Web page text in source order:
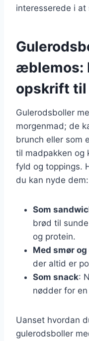
interesserede i at
æblemos:
opskrift til
Gulerodsboller
morgenmad; de
brunch eller som
til madpakken og
fyld og toppings.
du kan nyde dem:
Som
brød til
og protein.
Med smør og
der altid er
Som snack:
nødder for
Uanset hvordan
gulerodsboller